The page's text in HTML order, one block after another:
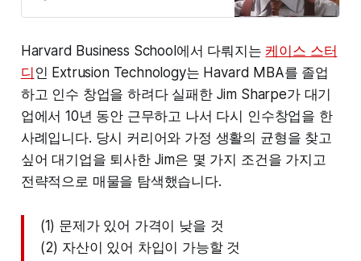
Harvard Business School에서 다뤄지는 케이스 스터
디 인 Extrusion Technology는 Havard MBA를 졸업
하고 인수 창업을 하려다 실패한 Jim Sharpe가 대기
업에서 10년 동안 근무하고 나서 다시 인수창업을 한
사례입니다. 당시 커리어와 가정 생활의 균형을 찾고
싶어 대기업을 퇴사한 Jim은 몇 가지 조건을 가지고
전략적으로 매물을 탐색했습니다.
(1) 문제가 있어 가격이 낮을 것
(2) 자산이 있어 차입이 가능할 것